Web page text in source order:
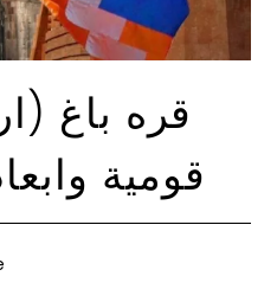
قره باغ
قومية